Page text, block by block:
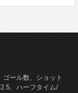
ール数、ショット
、ハーフタイム/